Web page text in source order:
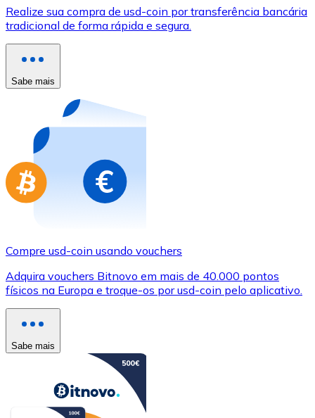
Use cartões Visa e Mastercard para comprar
Comprar com cartão
Compre cartões-presente das suas marcas favoritas
Ir para a loja de cartões-presente
Realize sua compra de usd-coin por transferência bancária
tradicional de forma rápida e segura.
Sabe mais
Compre usd-coin usando vouchers
Adquira vouchers Bitnovo em mais de 40.000 pontos
físicos na Europa e troque-os por usd-coin pelo aplicativo.
Sabe mais